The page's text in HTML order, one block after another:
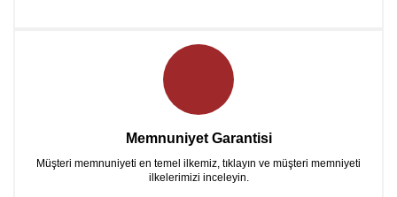
Memnuniyet Garantisi
Müşteri memnuniyeti en temel ilkemiz, tıklayın ve müşteri memniyeti
ilkelerimizi inceleyin.